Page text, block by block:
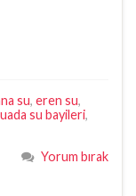
su, eren su,
su bayileri,
Yorum bırak